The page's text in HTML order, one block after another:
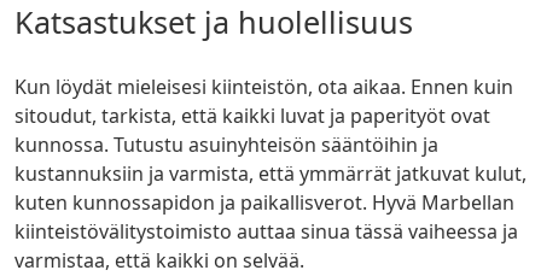
Katsastukset ja huolellisuus
Kun löydät mieleisesi kiinteistön, ota aikaa. Ennen kuin
sitoudut, tarkista, että kaikki luvat ja paperityöt ovat
kunnossa. Tutustu asuinyhteisön sääntöihin ja
kustannuksiin ja varmista, että ymmärrät jatkuvat kulut,
kuten kunnossapidon ja paikallisverot. Hyvä Marbellan
kiinteistövälitystoimisto auttaa sinua tässä vaiheessa ja
varmistaa, että kaikki on selvää.